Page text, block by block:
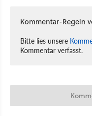
Kommentar-Regeln
Bitte lies unsere
Kommentar verfasst.